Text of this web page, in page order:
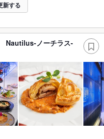
新する
Nautilus-ノーチラス-